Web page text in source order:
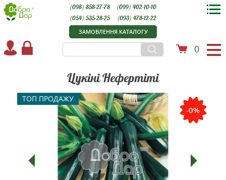
ЗАМОВЛЕННЯ КАТАЛОГУ
0
(098) 858-27-78
(099) 402-10-10
(054) 535-28-25
(093) 478-12-22
Цукіні Нефертіті
ТОП ПРОДАЖУ
-0%